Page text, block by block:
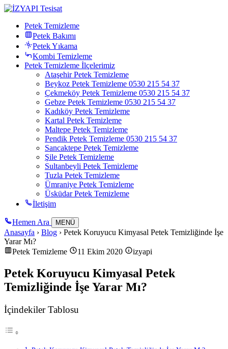
Petek Temizleme
Petek Bakımı
Petek Yıkama
Kombi Temizleme
Petek Temizleme İlçelerimiz
Ataşehir Petek Temizleme
Beykoz Petek Temizleme 0530 215 54 37
Çekmeköy Petek Temizleme 0530 215 54 37
Gebze Petek Temizleme 0530 215 54 37
Kadıköy Petek Temizleme
Kartal Petek Temizleme
Maltepe Petek Temizleme
Pendik Petek Temizleme 0530 215 54 37
Sancaktepe Petek Temizleme
Şile Petek Temizleme
Sultanbeyli Petek Temizleme
Tuzla Petek Temizleme
Ümraniye Petek Temizleme
Üsküdar Petek Temizleme
İletişim
Hemen Ara MENÜ
Anasayfa › Blog › Petek Koruyucu Kimyasal Petek Temizliğinde İşe
Yarar Mı?
Petek Temizleme
11 Ekim 2020 izyapi
Petek Koruyucu Kimyasal Petek
Temizliğinde İşe Yarar Mı?
İçindekiler Tablosu